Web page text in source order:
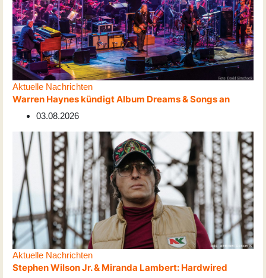
Aktuelle Nachrichten
Warren Haynes kündigt Album Dreams & Songs an
03.08.2026
Aktuelle Nachrichten
Stephen Wilson Jr. & Miranda Lambert: Hardwired